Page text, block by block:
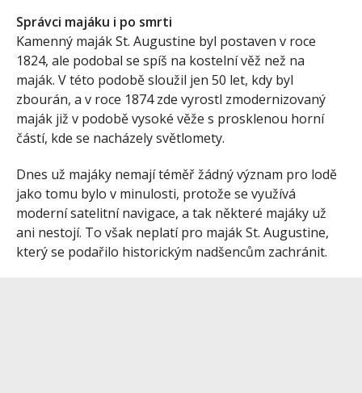
Správci majáku i po smrti
Kamenný maják St. Augustine byl postaven v roce
1824, ale podobal se spíš na kostelní věž než na
maják. V této podobě sloužil jen 50 let, kdy byl
zbourán, a v roce 1874 zde vyrostl zmodernizovaný
maják již v podobě vysoké věže s prosklenou horní
částí, kde se nacházely světlomety.
Dnes už majáky nemají téměř žádný význam pro lodě
jako tomu bylo v minulosti, protože se využívá
moderní satelitní navigace, a tak některé majáky už
ani nestojí. To však neplatí pro maják St. Augustine,
který se podařilo historickým nadšencům zachránit.